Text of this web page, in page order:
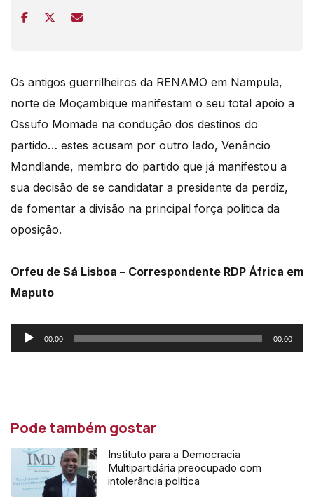
Os antigos guerrilheiros da RENAMO em Nampula,
norte de Moçambique manifestam o seu total apoio a
Ossufo Momade na condução dos destinos do
partido… estes acusam por outro lado, Venâncio
Mondlande, membro do partido que já manifestou a
sua decisão de se candidatar a presidente da perdiz,
de fomentar a divisão na principal força politica da
oposição.
Orfeu de Sá Lisboa – Correspondente RDP África em
Maputo
Reprodutor
de
00:00 00:00
Pode também gostar
Instituto para a Democracia
Multipartidária preocupado com
intolerância política